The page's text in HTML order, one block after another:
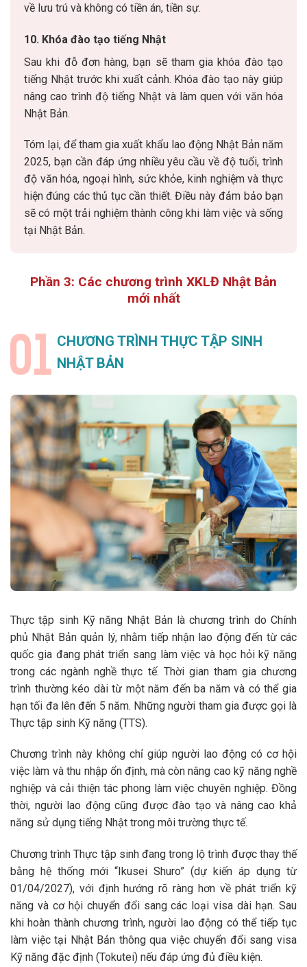
về lưu trú và không có tiền án, tiền sự.
10. Khóa đào tạo tiếng Nhật
Sau khi đỗ đơn hàng, bạn sẽ tham gia khóa đào tạo
tiếng Nhật trước khi xuất cảnh. Khóa đào tạo này giúp
nâng cao trình độ tiếng Nhật và làm quen với văn hóa
Nhật Bản.
Tóm lại, để tham gia xuất khẩu lao động Nhật Bản năm
2025, bạn cần đáp ứng nhiều yêu cầu về độ tuổi, trình
độ văn hóa, ngoại hình, sức khỏe, kinh nghiệm và thực
hiện đúng các thủ tục cần thiết. Điều này đảm bảo bạn
sẽ có một trải nghiệm thành công khi làm việc và sống
tại Nhật Bản.
Phần 3: Các chương trình XKLĐ Nhật Bản
mới nhất
CHƯƠNG TRÌNH THỰC TẬP SINH
NHẬT BẢN
Thực tập sinh Kỹ năng Nhật Bản là chương trình do Chính
phủ Nhật Bản quản lý, nhằm tiếp nhận lao động đến từ các
quốc gia đang phát triển sang làm việc và học hỏi kỹ năng
trong các ngành nghề thực tế. Thời gian tham gia chương
trình thường kéo dài từ một năm đến ba năm và có thể gia
hạn tối đa lên đến 5 năm. Những người tham gia được gọi là
Thực tập sinh Kỹ năng (TTS).
Chương trình này không chỉ giúp người lao động có cơ hội
việc làm và thu nhập ổn định, mà còn nâng cao kỹ năng nghề
nghiệp và cải thiện tác phong làm việc chuyên nghiệp. Đồng
thời, người lao động cũng được đào tạo và nâng cao khả
năng sử dụng tiếng Nhật trong môi trường thực tế.
Chương trình Thực tập sinh đang trong lộ trình được thay thế
bằng hệ thống mới “Ikusei Shuro” (dự kiến áp dụng từ
01/04/2027), với định hướng rõ ràng hơn về phát triển kỹ
năng và cơ hội chuyển đổi sang các loại visa dài hạn. Sau
khi hoàn thành chương trình, người lao động có thể tiếp tục
làm việc tại Nhật Bản thông qua việc chuyển đổi sang visa
Kỹ năng đặc định (Tokutei) nếu đáp ứng đủ điều kiện.